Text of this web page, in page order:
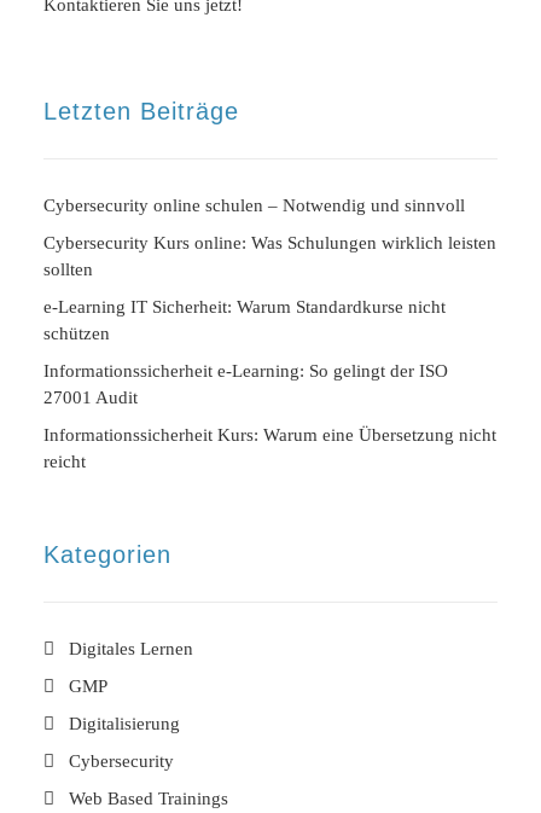
Kontaktieren Sie uns jetzt!
Letzten Beiträge
Cybersecurity online schulen – Notwendig und sinnvoll
Cybersecurity Kurs online: Was Schulungen wirklich leisten
sollten
e-Learning IT Sicherheit: Warum Standardkurse nicht
schützen
Informationssicherheit e-Learning: So gelingt der ISO
27001 Audit
Informationssicherheit Kurs: Warum eine Übersetzung nicht
reicht
Kategorien
Digitales Lernen
GMP
Digitalisierung
Cybersecurity
Web Based Trainings